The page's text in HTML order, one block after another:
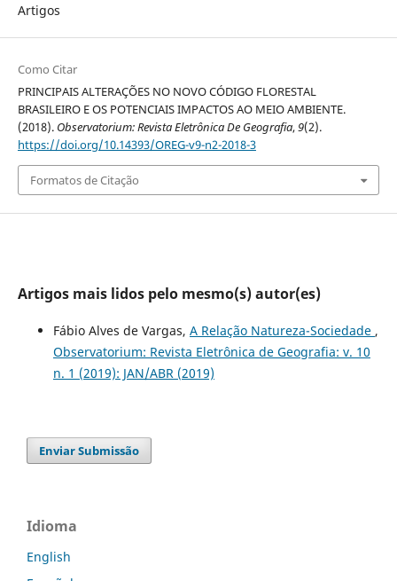
Artigos
Como Citar
PRINCIPAIS ALTERAÇÕES NO NOVO CÓDIGO FLORESTAL
BRASILEIRO E OS POTENCIAIS IMPACTOS AO MEIO AMBIENTE.
(2018). Observatorium: Revista Eletrônica De Geografia,9(2).
https://doi.org/10.14393/OREG-v9-n2-2018-3
Formatos de Citação
Artigos mais lidos pelo mesmo(s) autor(es)
Fábio Alves de Vargas, A Relação Natureza-Sociedade ,
Observatorium: Revista Eletrônica de Geografia: v. 10
n. 1 (2019): JAN/ABR (2019)
Enviar Submissão
Idioma
English